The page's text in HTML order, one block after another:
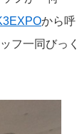
から呼
フ一同びっく